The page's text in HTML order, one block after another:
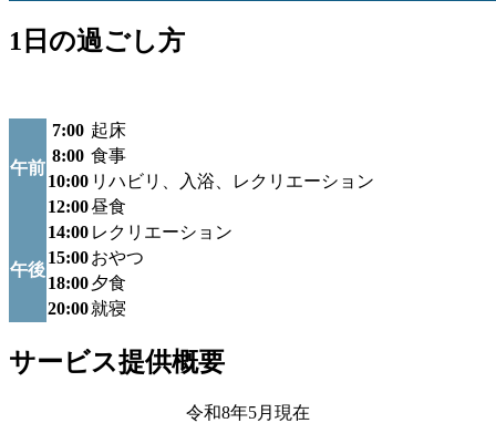
1日の過ごし方
午前
7:00 起床
8:00 食事
10:00 リハビリ、入浴、レクリエーション
12:00昼食
午後
14:00 レクリエーション
15:00おやつ
18:00夕食
20:00就寝
サービス提供概要
令和8年5月現在